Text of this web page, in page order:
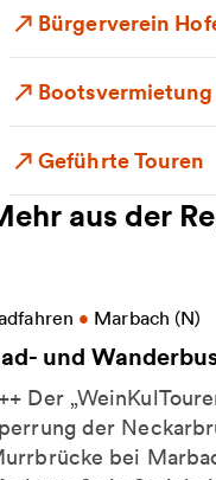
Bürgerverein
Geführte Touren
aus der
• Marbach (N)
und
Der
der
bei